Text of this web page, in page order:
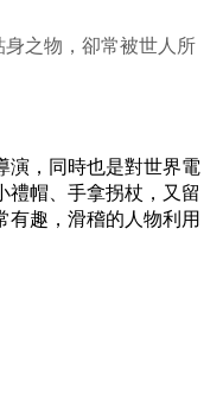
身之物，卻常被世人所
演，同時也是對世界電
禮帽、手拿拐杖，又留
有趣，滑稽的人物利用